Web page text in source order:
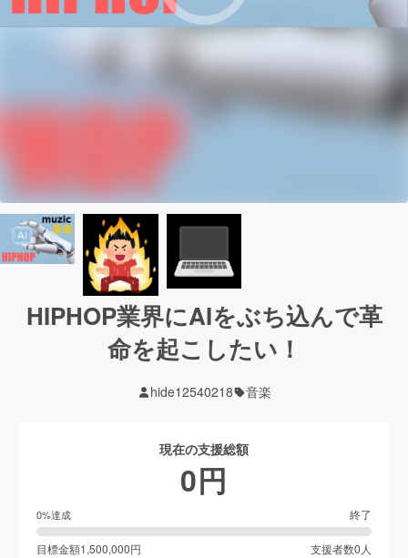
HIPHOP業界にAIをぶち込んで革
命を起こしたい！
hide12540218 音楽
現在の支援総額
0円
0%達成 終了
目標金額1,500,000円 支援者数0 人